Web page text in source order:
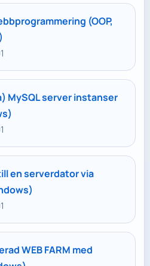
(OOP,
MySQL server instanser
en serverdator via
WEB FARM med